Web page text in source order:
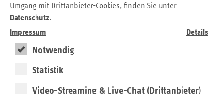
Umgang mit Drittanbieter-Cookies, finden Sie unter
Datenschutz.
Impressum
Details
Notwendig
Statistik
Video-Streaming & Live-Chat (Drittanbieter)
Ärztescout
Kontakt